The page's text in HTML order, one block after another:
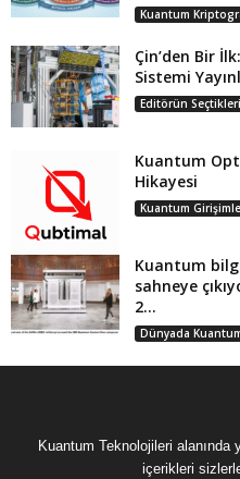
Kuantum
Çin’den Bir
Sistemi
Editörün Seçtikleri
Kuantum
Hikayesi
Kuantum
Kuantum
sahneye
2...
Dünyada
Kuantum Teknolojileri
içerikleri